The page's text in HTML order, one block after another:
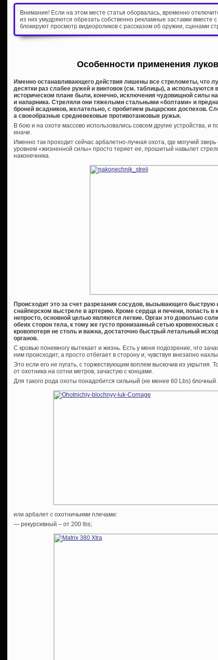
Внимание! Если на этом месте статья оборвалась, временно
из них умудряются обрезать собственно рекламные заставки вместе
блокируют просмотр видеороликов с рассказом об оружии, сценами
Особенности применения
Именно останавливающего действия лишены все стрелометы, что
десятки раз слабее ружей и винтовок (см. таблицы), а используются
историческом плане были, конечно, исключения чудовищной силы
и напарника. Стреляли они тяжелыми стальными «болтами» и
броней всадников, желательно, с пробитием рыцарских доспехов.
а своеобразные средневековые противотанковые ружья.
В бою и на охоте массово использовались совсем другие устройства,
иначе.
Именно так проходит сейчас арбалетно-лучная охота, где могучий
уровнем «жизненной силы» просто теряет ее, прошитый навылет
наконечника.
Происходит это за счет разрезания сосудов, вызывающего быструю
снайперском выстреле в артерию. Кроме сердца и печени, попасть в
непросто, основной целью являются легкие. Орган это довольно
обеих сторон тела, к тому же густо пронизанный сетью
кровопотеря не столь и важна, достаточно быстрый летальный
органов.
С кровью понемногу вытекает и жизнь. Есть у меня подозрение, что
ним происходит, а просто отбегает в сторону и, чувствуя внезапно
Это если его не пугать, с торжествующим воплем выскочив из укрытия.
от охотника на сотни метров, зачастую с концами.
Для такого рода охоты понадобится сильный (не менее 60 Lbs) блочный
или арбалет c охотничьими плечами:
— рекурсивный – от 200 lbs;